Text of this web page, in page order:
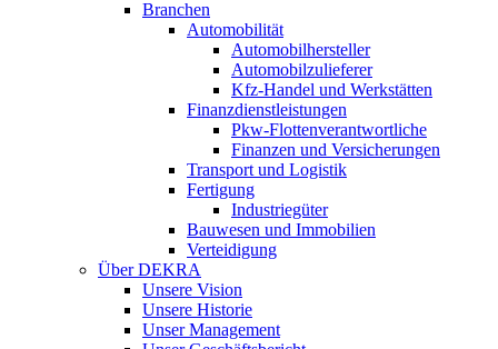
Branchen
Automobilität
Automobilhersteller
Automobilzulieferer
Kfz-Handel und Werkstätten
Finanzdienstleistungen
Pkw‑Flottenverantwortliche
Finanzen und Versicherungen
Transport und Logistik
Fertigung
Industriegüter
Bauwesen und Immobilien
Verteidigung
Über DEKRA
Unsere Vision
Unsere Historie
Unser Management